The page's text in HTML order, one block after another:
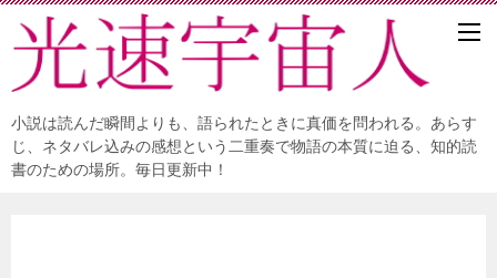
小説は読んだ瞬間よりも、語られたときに真価を問われる。あらす
じ、ネタバレ込みの感想という二重奏で物語の本質に迫る、知的読
書のための場所。毎日更新中！